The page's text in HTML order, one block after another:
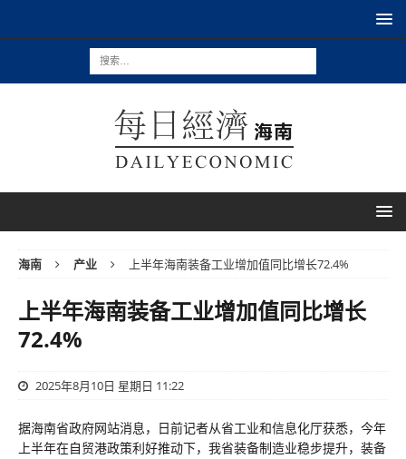
海南 产业 上半年海南装备工业增加值同比增长72.4%
上半年海南装备工业增加值同比增长
72.4%
2025年8月10日 星期日 11:22
据海南省政府网站消息，日前记者从省工业和信息化厅获悉，今年
上半年在自贸港政策利好推动下，我省装备制造业稳步提升，装备